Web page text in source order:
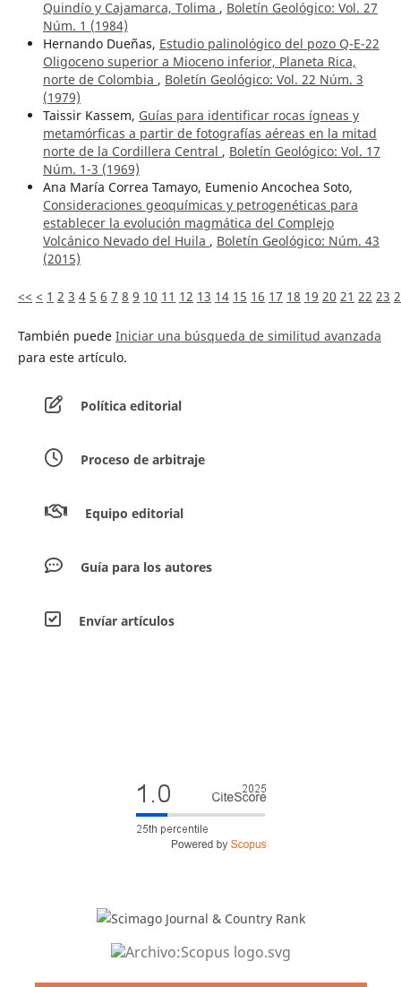
Quindío y Cajamarca, Tolima , Boletín Geológico: Vol. 27
Núm. 1 (1984)
Hernando Dueñas, Estudio palinológico del pozo Q-E-22
Oligoceno superior a Mioceno inferior, Planeta Rica,
norte de Colombia , Boletín Geológico: Vol. 22 Núm. 3
(1979)
Taissir Kassem, Guías para identificar rocas ígneas y
metamórficas a partir de fotografías aéreas en la mitad
norte de la Cordillera Central , Boletín Geológico: Vol. 17
Núm. 1-3 (1969)
Ana María Correa Tamayo, Eumenio Ancochea Soto,
Consideraciones geoquímicas y petrogenéticas para
establecer la evolución magmática del Complejo
Volcánico Nevado del Huila , Boletín Geológico: Núm. 43
(2015)
<< < 1 2 3 4 5 6 7 8 9 10 11 12 13 14 15 16 17 18 19 20 21 22 23
También puede Iniciar una búsqueda de similitud avanzada
para este artículo.
Política editorial
Proceso de arbitraje
Equipo editorial
Guía para los autores
Envíar artículos